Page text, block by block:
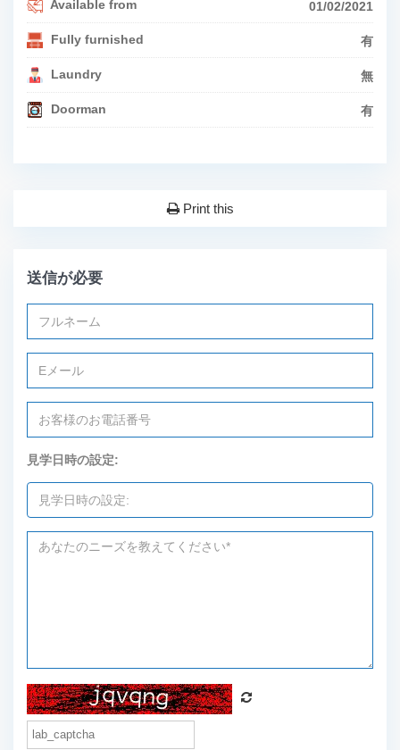
Available from 01/02/2021
Fully furnished 有
Laundry 無
Doorman 有
Print this
送信が必要
見学日時の設定: